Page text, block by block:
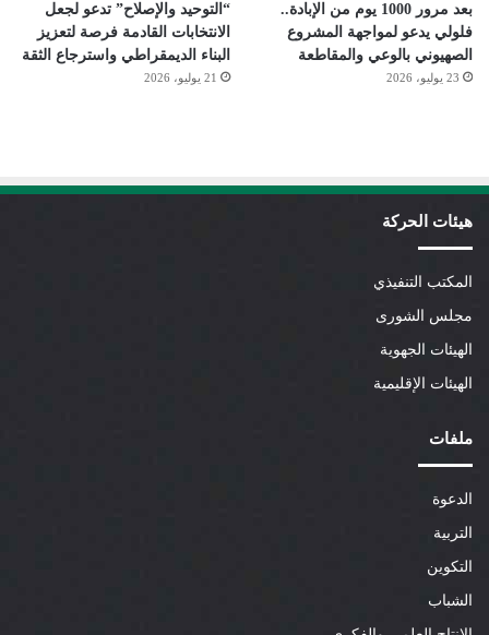
بعد مرور 1000 يوم من الإبادة..
فلولي يدعو لمواجهة المشروع
الصهيوني بالوعي والمقاطعة
23 يوليو، 2026
“التوحيد والإصلاح” تدعو لجعل
الانتخابات القادمة فرصة لتعزيز
البناء الديمقراطي واسترجاع الثقة
21 يوليو، 2026
هيئات الحركة
المكتب التنفيذي
مجلس الشورى
الهيئات الجهوية
الهيئات الإقليمية
ملفات
الدعوة
التربية
التكوين
الشباب